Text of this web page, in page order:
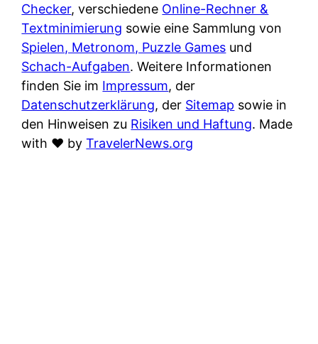
Checker, verschiedene Online-Rechner &
Textminimierung sowie eine Sammlung von
Spielen, Metronom, Puzzle Games und
Schach-Aufgaben. Weitere Informationen
finden Sie im Impressum, der
Datenschutzerklärung, der Sitemap sowie in
den Hinweisen zu Risiken und Haftung. Made
with ♥ byTravelerNews.org